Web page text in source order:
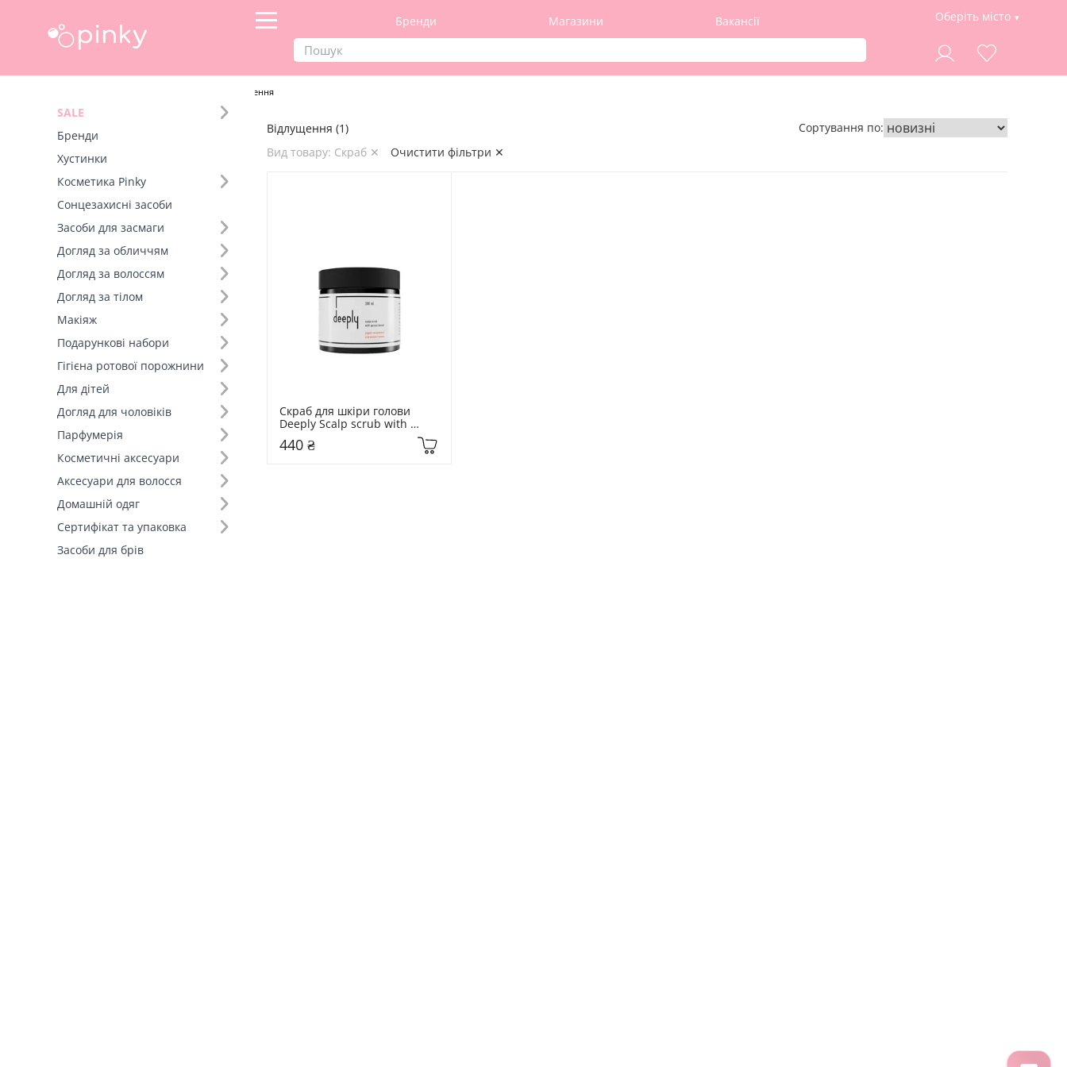
Бренди Магазини Вакансії Оберіть місто
SALE
Бренди
Хустинки
Косметика Pinky
Сонцезахисні засоби
Засоби для засмаги
Догляд за обличчям
Догляд за волоссям
Догляд за тілом
Макіяж
Подарункові набори
Гігієна ротової порожнини
Для дітей
Догляд для чоловіків
Парфумерія
Косметичні аксесуари
Аксесуари для волосся
Домашній одяг
Сертифікат та упаковка
Засоби для брів
Відлущення
Фільтр
Вид товару (5)
Скраб (1)
Пілінг (+3)
Паста-скраб (+2)
Пілінг для шкіри голови (+2)
Догляд (+1)
Об'єм (Косметика) (1)
300 мл (1)
Відлущення (1)
Вид товару: Скраб ✕
Очистити фільтри ✕
Сортування по:
Скраб для шкіри голови
Deeply Scalp scrub with
440 ₴